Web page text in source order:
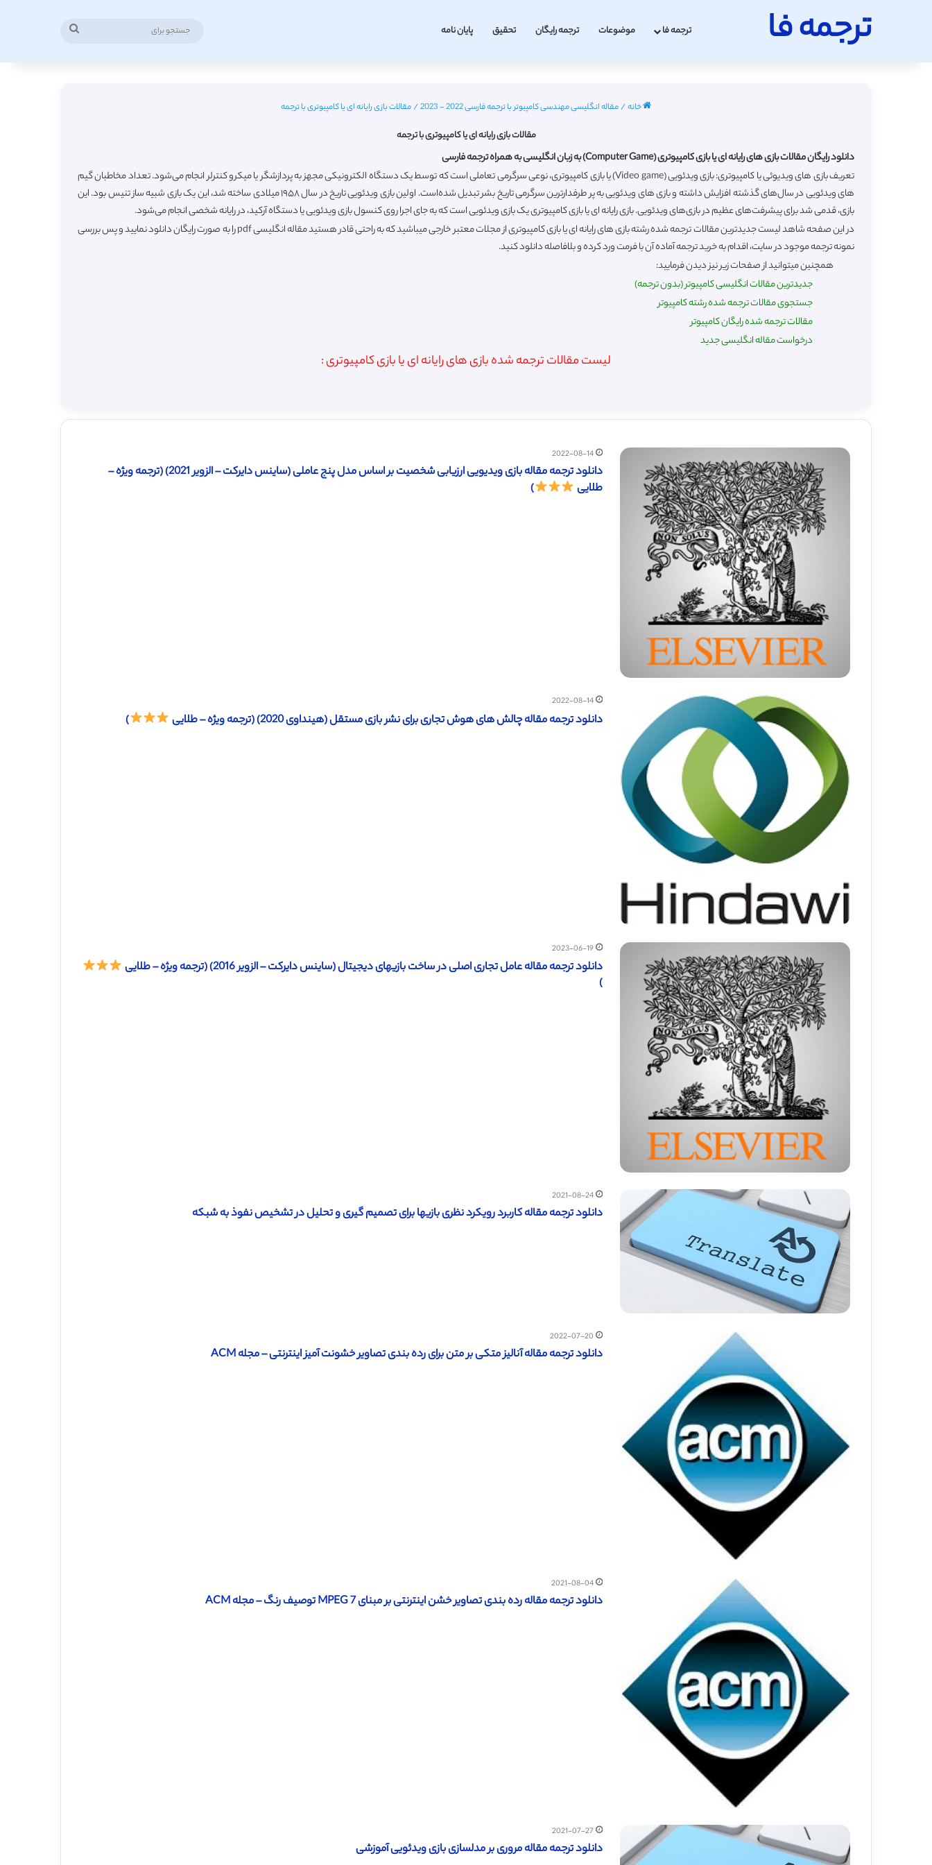
ترجمه فا ترجمه فا موضوعات ترجمه رایگان تحقیق پایان نامه
خانه/مقاله انگلیسی مهندسی کامپیوتر با ترجمه فارسی 2022 - 2023 /مقالات بازی رایانه ای یا کامپیوتری با ترجمه
مقالات بازی رایانه ای یا کامپیوتری با ترجمه
دانلود رایگان مقالات بازی های رایانه ای یا بازی کامپیوتری (Computer Game) به زبان انگلیسی به همراه ترجمه فارسی
تعریف بازی های ویدیوئی یا کامپیوتری: بازی ویدئویی (Video game) یا بازی کامپیوتری، نوعی سرگرمی تعاملی است که توسط یک دستگاه الکترونیکی مجهز به پردازشگر یا میکرو کنترلر انجام می‌شود. تعداد مخاطبان گیم
های ویدئویی در سال‌های گذشته افزایش داشته و بازی های ویدئویی به پر طرفدارترین سرگرمی تاریخ بشر تبدیل شده‌است. اولین بازی ویدئویی تاریخ در سال ۱۹۵۸ میلادی ساخته شد، این یک بازی شبیه ساز تنیس بود. این
بازی، قدمی شد برای پیشرفت‌های عظیم در بازی‌های ویدئویی. بازی رایانه ای یا بازی کامپیوتری یک بازی ویدئویی است که به جای اجرا روی کنسول بازی ویدئویی یا دستگاه آرکید، در رایانه شخصی انجام می‌شود.
در این صفحه شاهد لیست جدیدترین مقالات ترجمه شده رشته بازی های رایانه ای یا بازی کامپیوتری از مجلات معتبر خارجی میباشید که به راحتی قادر هستید مقاله انگلیسی pdf را به صورت رایگان دانلود نمایید و پس بررسی
نمونه ترجمه موجود در سایت، اقدام به خرید ترجمه آماده آن با فرمت ورد کرده و بلافاصله دانلود کنید.
همچنین میتوانید از صفحات زیر نیز دیدن فرمایید:
جدیدترین مقالات انگلیسی کامپیوتر (بدون ترجمه)
جستجوی مقالات ترجمه شده رشته کامپیوتر
مقالات ترجمه شده رایگان کامپیوتر
درخواست مقاله انگلیسی جدید
لیست مقالات ترجمه شده بازی های رایانه ای یا بازی کامپیوتری :
2022-08-14
دانلود ترجمه مقاله بازی ویدیویی ارزیابی شخصیت بر اساس مدل پنج عاملی (ساینس دایرکت – الزویر 2021) (ترجمه ویژه –
طلایی
)
2022-08-14
دانلود ترجمه مقاله چالش های هوش تجاری برای نشر بازی مستقل (هینداوی 2020) (ترجمه ویژه – طلایی )
2023-06-19
دانلود ترجمه مقاله عامل تجاری اصلی در ساخت بازیهای دیجیتال (ساینس دایرکت – الزویر 2016) (ترجمه ویژه – طلایی
)
2021-08-24
دانلود ترجمه مقاله کاربرد رویکرد نظری بازیها برای تصمیم گیری و تحلیل در تشخیص نفوذ به شبکه
2022-07-20
دانلود ترجمه مقاله آنالیز متکی بر متن برای رده بندی تصاویر خشونت آمیز اینترنتی – مجله ACM
2021-08-04
دانلود ترجمه مقاله رده بندی تصاویر خشن اینترنتی بر مبنای MPEG 7 توصیف رنگ – مجله ACM
2021-07-27
دانلود ترجمه مقاله مروری بر مدلسازی بازی ویدئویی آموزشی